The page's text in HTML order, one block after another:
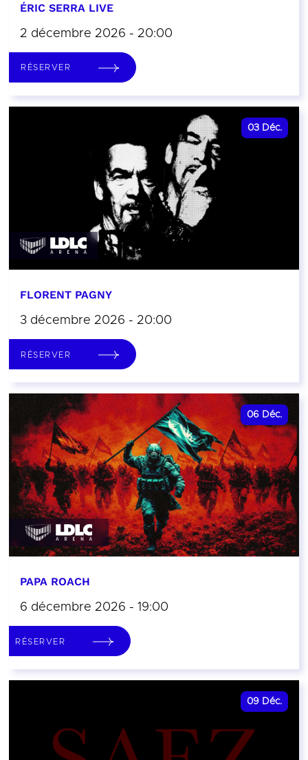
ÉRIC SERRA LIVE
2 décembre 2026 - 20:00
RÉSERVER
03 Déc.
FLORENT PAGNY
3 décembre 2026 - 20:00
RÉSERVER
06 Déc.
PAPA ROACH
6 décembre 2026 - 19:00
RÉSERVER
09 Déc.